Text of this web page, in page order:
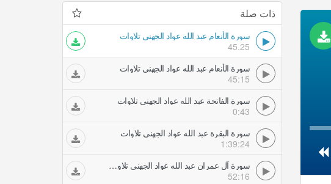
ذات صلة
سورة الأنعام عبد الله عواد الجهني تلاوات
45.25
سورة الأنعام عبد الله عواد الجهني تلاوات
45:15
سورة الفاتحة عبد الله عواد الجهني تلاوات
0:43
سورة البقرة عبد الله عواد الجهني تلاوات
1:39:24
سورة آل عمران عبد الله عواد الجهني تلاوات
52:16